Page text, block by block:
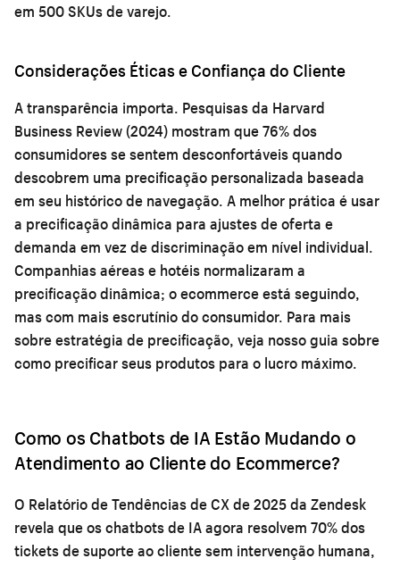
em 500 SKUs de varejo.
Considerações Éticas e Confiança do Cliente
A transparência importa. Pesquisas da Harvard
Business Review (2024) mostram que 76% dos
consumidores se sentem desconfortáveis quando
descobrem uma precificação personalizada baseada
em seu histórico de navegação. A melhor prática é usar
a precificação dinâmica para ajustes de oferta e
demanda em vez de discriminação em nível individual.
Companhias aéreas e hotéis normalizaram a
precificação dinâmica; o ecommerce está seguindo,
mas com mais escrutínio do consumidor. Para mais
sobre estratégia de precificação, veja nosso guia sobre
como precificar seus produtos para o lucro máximo.
Como os Chatbots de IA Estão Mudando o
Atendimento ao Cliente do Ecommerce?
O Relatório de Tendências de CX de 2025 da Zendesk
revela que os chatbots de IA agora resolvem 70% dos
tickets de suporte ao cliente sem intervenção humana,